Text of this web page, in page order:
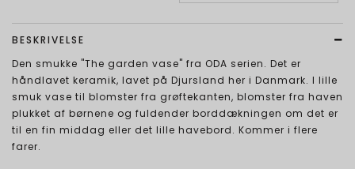
BESKRIVELSE
Den smukke "The garden vase" fra ODA serien. Det er
håndlavet keramik, lavet på Djursland her i Danmark. I lille
smuk vase til blomster fra grøftekanten, blomster fra haven
plukket af børnene og fuldender borddækningen om det er
til en fin middag eller det lille havebord. Kommer i flere
farer.